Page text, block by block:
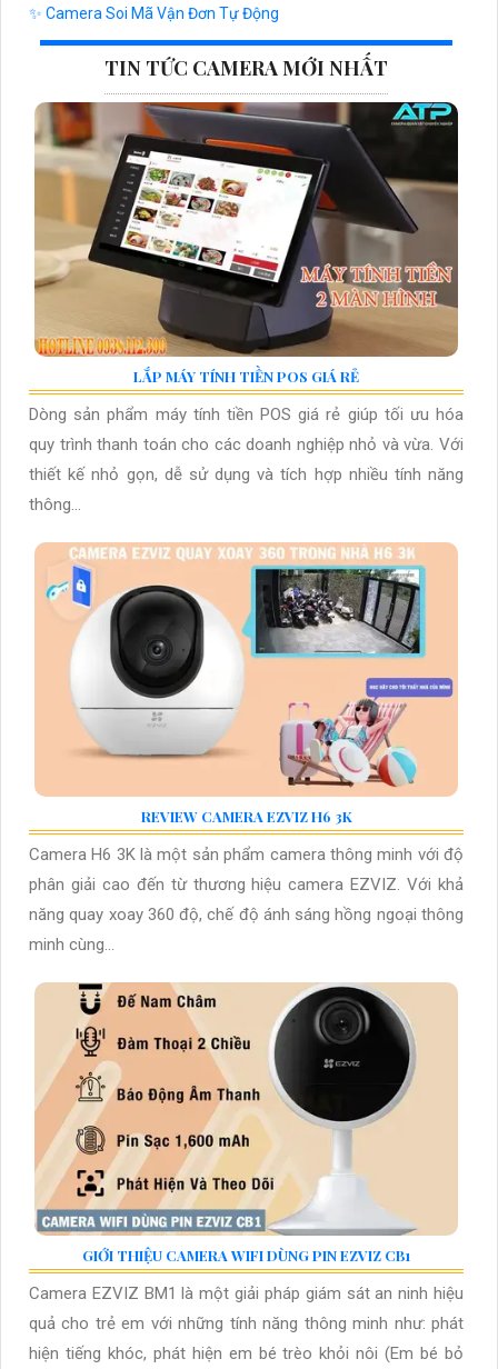
✨ Camera Soi Mã Vận Đơn Tự Động
TIN TỨC CAMERA MỚI NHẤT
LẮP MÁY TÍNH TIỀN POS GIÁ RẺ
Dòng sản phẩm máy tính tiền POS giá rẻ giúp tối ưu hóa
quy trình thanh toán cho các doanh nghiệp nhỏ và vừa. Với
thiết kế nhỏ gọn, dễ sử dụng và tích hợp nhiều tính năng
thông...
REVIEW CAMERA EZVIZ H6 3K
Camera H6 3K là một sản phẩm camera thông minh với độ
phân giải cao đến từ thương hiệu camera EZVIZ. Với khả
năng quay xoay 360 độ, chế độ ánh sáng hồng ngoại thông
minh cùng...
GIỚI THIỆU CAMERA WIFI DÙNG PIN EZVIZ CB1
Camera EZVIZ BM1 là một giải pháp giám sát an ninh hiệu
quả cho trẻ em với những tính năng thông minh như: phát
hiện tiếng khóc, phát hiện em bé trèo khỏi nôi (Em bé bỏ